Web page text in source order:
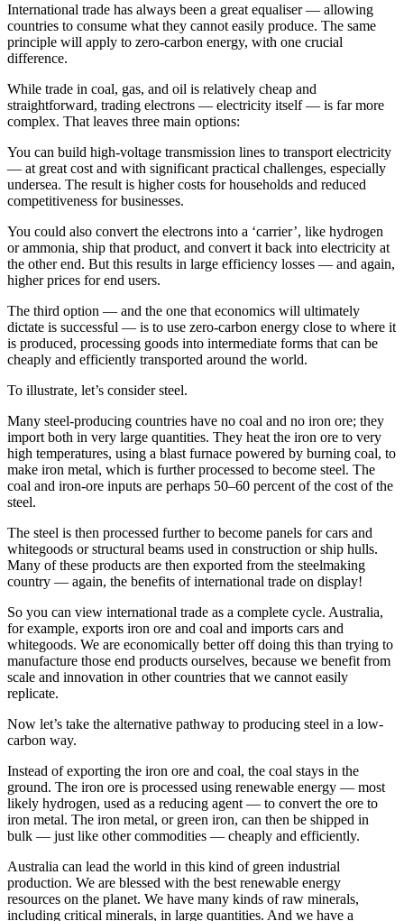
International trade has always been a great equaliser — allowing
countries to consume what they cannot easily produce. The same
principle will apply to zero-carbon energy, with one crucial
difference.​​​​‌ ‍ ​‍​‍‌‍ ‌ ​‍‌‍‍‌‌‍‌ ‌‍‍‌‌‍ ‍​‍​‍​ ‍‍​‍​‍‌ ​ ‌‍​‌‌‍ ‍‌‍‍‌‌ ‌​‌ ‍‌​‍ ‍‌‍‍‌‌‍ ​‍​‍​‍ ​​‍​‍‌‍‍​‌ ​‍‌‍‌‌‌‍‌‍​‍​‍​ ‍‍​‍​‍‌‍‍​‌ ‌​‌ ‌​‌ ​​​ ‍‍​‍ ​‍ ‌‍ ​‌‍ ‌‍​ ‌‍​‌‌‍ ​‌‍‍​‌‍ ‌ ​ ‌ ‌​​ ‍‍​ ​ ​ ​ ​ ​ ​ ​ ​‍ ‌‍‍‌‌‍ ‍‌ ‌​‌‍‌‌‌‍ ‍‌ ‌​​‍ ‌‍‌‌‌‍‌​‌‍‍‌‌ ‌​​‍ ‌‍ ‌‌‍ ‌‍‌​‌‍‌‌​ ‌‌ ​​‌ ​‍‌‍‌‌‌ ​ ‌‍‌‌‌‍ ‍‌ ‌​‌‍​‌‌ ‌​‌‍‍‌‌‍ ‌‍ ‍​ ‍ ‌‍‍‌‌‍‌​​ ‌‌‍‌‌​ ‌‌‌‍‌‍‌‍‌​‌‍​‍‌‍​‌​ ‌‌​ ‍‌​‍ ‌​ ​‍‌‍​‍​ ​​​ ​​​‍ ‌​ ‌​‌‍‌‍​ ‌‍‌‍‌​​‍ ‌‌‍​‌‌‍​‍‌‍​ ​ ​‍​‍ ‌​ ​‍‌‍‌​​ ​‌‌‍​‌​ ​‍​ ​‌​ ​​​ ‌ ​ ‌‍‌‍‌‍‌‍​‌​ ​‍​ ‍ ‌ ‌​‌ ‍‌‌ ​​‌‍‌‌​ ‌‌‍ ‍‌‍‌‌‌ ‌ ‌ ​ ​ ‍ ‌ ​​‌‍​‌‌ ‌​‌‍‍​​ ‌‌‍​ ‌‍ ‌‍ ‍‌ ‌​‌‍‌‌‌‍ ‍‌ ‌​​‍‌‌​ ‌‌‌​​‍‌‌ ‌‍‍ ‌‍‌‌‌ ‍‌​‍‌‌​ ​ ‌​‌​​‍‌‌​ ​ ‌​‌​​‍‌‌​ ​‍​ ​‍‌‍​ ‌‍‌‌‌‍​‍​ ‍​‌‍‌‍​ ​‍‌‍‌‍​ ‍​​ ‌​‌‍‌​‌‍​‌​ ‌‌​‍‌‌​ ​‍​ ​‍​‍‌‌​ ‌‌‌​‌​​‍ ‍‌‍​ ‌‍‍​‌‍‍‌‌‍ ​‌‍‌​‌ ​‍‌‍‌‌‌‍ ‍​‍‌‌​ ‌‌‌​​‍‌‌ ‌‍‍ ‌‍‌‌‌ ‍‌​‍‌‌​ ​ ‌​‌​​‍‌‌​ ​ ‌​‌​​‍‌‌​ ​‍​ ​‍​ ​​​ ‍‌​ ​‌​ ‍‌​ ​‍‌‍‌‍‌‍‌​‌‍‌‌​ ​ ‌‍‌‌​ ‌‍​ ‌‍​‍‌‌​ ​‍​ ​‍​‍‌‌​ ‌‌‌​‌​​‍ ‍‌ ‌​‌‍‌‌‌ ‍​‌ ‌​​ ‌‍​‍‌‍​‌‌ ​ ‌‍‌‌‌‌‌‌‌ ​‍‌‍ ​​ ‌‌‍‍​‌ ‌​‌ ‌​‌ ​​​‍‌‌​ ​ ‌​​‌​‍‌‌​ ​‍‌​‌‍​‍‌‌​ ​‍‌​‌‍‌‍ ​‌‍ ‌‍​ ‌‍​‌‌‍ ​‌‍‍​‌‍ ‌ ​ ‌ ‌​​‍‌‌​ ​ ‌​​‌​ ​ ​ ​ ​ ​ ​ ​ ​‍‌‍‌‍‍‌‌‍‌​​ ‌‌‍‌‌​ ‌‌‌‍‌‍‌‍‌​‌‍​‍‌‍​‌​ ‌‌​ ‍‌​‍ ‌​ ​‍‌‍​‍​ ​​​ ​​​‍ ‌​ ‌​‌‍‌‍​ ‌‍‌‍‌​​‍ ‌‌‍​‌‌‍​‍‌‍​ ​ ​‍​‍ ‌​ ​‍‌‍‌​​ ​‌‌‍​‌​ ​‍​ ​‌​ ​​​ ‌ ​ ‌‍‌‍‌‍‌‍​‌​ ​‍​‍‌‍‌ ‌​‌ ‍‌‌ ​​‌‍‌‌​ ‌‌‍ ‍‌‍‌‌‌ ‌ ‌ ​ ​‍‌‍‌ ​​‌‍​‌‌ ‌​‌‍‍​​ ‌‌‍​ ‌‍ ‌‍ ‍‌ ‌​‌‍‌‌‌‍ ‍‌ ‌​​‍‌‌​ ‌‌‌​​‍‌‌ ‌‍‍ ‌‍‌‌‌ ‍‌​‍‌‌​ ​ ‌​‌​​‍‌‌​ ​ ‌​‌​​‍‌‌​ ​‍​ ​‍‌‍​ ‌‍‌‌‌‍​‍​ ‍​‌‍‌‍​ ​‍‌‍‌‍​ ‍​​ ‌​‌‍‌​‌‍​‌​ ‌‌​‍‌‌​ ​‍​ ​‍​‍‌‌​ ‌‌‌​‌​​‍ ‍‌‍​ ‌‍‍​‌‍‍‌‌‍ ​‌‍‌​‌ ​‍‌‍‌‌‌‍ ‍​‍‌‌​ ‌‌‌​​‍‌‌ ‌‍‍ ‌‍‌‌‌ ‍‌​‍‌‌​ ​ ‌​‌​​‍‌‌​ ​ ‌​‌​​‍‌‌​ ​‍​ ​‍​ ​​​ ‍‌​ ​‌​ ‍‌​ ​‍‌‍‌‍‌‍‌​‌‍‌‌​ ​ ‌‍‌‌​ ‌‍​ ‌‍​‍‌‌​ ​‍​ ​‍​‍‌‌​ ‌‌‌​‌​​‍ ‍‌ ‌​‌‍‌‌‌ ‍​‌ ‌​​‍‌‍‌ ​​‌‍‌‌‌ ​‍‌ ​ ‌ ​​‌‍‌‌‌‍​ ‌ ‌​‌‍‍‌‌ ‌‍‌‍‌‌​ ‌‌ ​​‌ ‌‌‌‍​‍‌‍ ​‌‍‍‌‌ ​ ‌‍‍​‌‍‌‌‌‍‌​​‍​‍‌ ‌
While trade in coal, gas, and oil is relatively cheap and
straightforward, trading electrons — electricity itself — is far more
complex. That leaves three main options:​​​​‌ ‍ ​‍​‍‌‍ ‌ ​‍‌‍‍‌‌‍‌ ‌‍‍‌‌‍ ‍​‍​‍​ ‍‍​‍​‍‌ ​ ‌‍​‌‌‍ ‍‌‍‍‌‌ ‌​‌ ‍‌​‍ ‍‌‍‍‌‌‍ ​‍​‍​‍ ​​‍​‍‌‍‍​‌ ​‍‌‍‌‌‌‍‌‍​‍​‍​ ‍‍​‍​‍‌‍‍​‌ ‌​‌ ‌​‌ ​​​ ‍‍​‍ ​‍ ‌‍ ​‌‍ ‌‍​ ‌‍​‌‌‍ ​‌‍‍​‌‍ ‌ ​ ‌ ‌​​ ‍‍​ ​ ​ ​ ​ ​ ​ ​ ​‍ ‌‍‍‌‌‍ ‍‌ ‌​‌‍‌‌‌‍ ‍‌ ‌​​‍ ‌‍‌‌‌‍‌​‌‍‍‌‌ ‌​​‍ ‌‍ ‌‌‍ ‌‍‌​‌‍‌‌​ ‌‌ ​​‌ ​‍‌‍‌‌‌ ​ ‌‍‌‌‌‍ ‍‌ ‌​‌‍​‌‌ ‌​‌‍‍‌‌‍ ‌‍ ‍​ ‍ ‌‍‍‌‌‍‌​​ ‌‌‍‌‌​ ‌‌‌‍‌‍‌‍‌​‌‍​‍‌‍​‌​ ‌‌​ ‍‌​‍ ‌​ ​‍‌‍​‍​ ​​​ ​​​‍ ‌​ ‌​‌‍‌‍​ ‌‍‌‍‌​​‍ ‌‌‍​‌‌‍​‍‌‍​ ​ ​‍​‍ ‌​ ​‍‌‍‌​​ ​‌‌‍​‌​ ​‍​ ​‌​ ​​​ ‌ ​ ‌‍‌‍‌‍‌‍​‌​ ​‍​ ‍ ‌ ‌​‌ ‍‌‌ ​​‌‍‌‌​ ‌‌‍ ‍‌‍‌‌‌ ‌ ‌ ​ ​ ‍ ‌ ​​‌‍​‌‌ ‌​‌‍‍​​ ‌‌‍​ ‌‍ ‌‍ ‍‌ ‌​‌‍‌‌‌‍ ‍‌ ‌​​‍‌‌​ ‌‌‌​​‍‌‌ ‌‍‍ ‌‍‌‌‌ ‍‌​‍‌‌​ ​ ‌​‌​​‍‌‌​ ​ ‌​‌​​‍‌‌​ ​‍​ ​‍​ ​‌​ ‍‌‌‍‌​​ ​‍​ ‌ ​ ‍‌‌‍​‌‌‍​ ‌‍‌​‌‍​‌‌‍‌​​ ​​​‍‌‌​ ​‍​ ​‍​‍‌‌​ ‌‌‌​‌​​‍ ‍‌‍​ ‌‍‍​‌‍‍‌‌‍ ​‌‍‌​‌ ​‍‌‍‌‌‌‍ ‍​‍‌‌​ ‌‌‌​​‍‌‌ ‌‍‍ ‌‍‌‌‌ ‍‌​‍‌‌​ ​ ‌​‌​​‍‌‌​ ​ ‌​‌​​‍‌‌​ ​‍​ ​‍​ ‍​​ ‌‍‌‍‌‌‌‍​ ‌‍​‍​ ​​‌‍​‌‌‍​‍‌‍​ ‌‍​ ​ ‌‌‌‍‌‍​‍‌‌​ ​‍​ ​‍​‍‌‌​ ‌‌‌​‌​​‍ ‍‌ ‌​‌‍‌‌‌ ‍​‌ ‌​​ ‌‍​‍‌‍​‌‌ ​ ‌‍‌‌‌‌‌‌‌ ​‍‌‍ ​​ ‌‌‍‍​‌ ‌​‌ ‌​‌ ​​​‍‌‌​ ​ ‌​​‌​‍‌‌​ ​‍‌​‌‍​‍‌‌​ ​‍‌​‌‍‌‍ ​‌‍ ‌‍​ ‌‍​‌‌‍ ​‌‍‍​‌‍ ‌ ​ ‌ ‌​​‍‌‌​ ​ ‌​​‌​ ​ ​ ​ ​ ​ ​ ​ ​‍‌‍‌‍‍‌‌‍‌​​ ‌‌‍‌‌​ ‌‌‌‍‌‍‌‍‌​‌‍​‍‌‍​‌​ ‌‌​ ‍‌​‍ ‌​ ​‍‌‍​‍​ ​​​ ​​​‍ ‌​ ‌​‌‍‌‍​ ‌‍‌‍‌​​‍ ‌‌‍​‌‌‍​‍‌‍​ ​ ​‍​‍ ‌​ ​‍‌‍‌​​ ​‌‌‍​‌​ ​‍​ ​‌​ ​​​ ‌ ​ ‌‍‌‍‌‍‌‍​‌​ ​‍​‍‌‍‌ ‌​‌ ‍‌‌ ​​‌‍‌‌​ ‌‌‍ ‍‌‍‌‌‌ ‌ ‌ ​ ​‍‌‍‌ ​​‌‍​‌‌ ‌​‌‍‍​​ ‌‌‍​ ‌‍ ‌‍ ‍‌ ‌​‌‍‌‌‌‍ ‍‌ ‌​​‍‌‌​ ‌‌‌​​‍‌‌ ‌‍‍ ‌‍‌‌‌ ‍‌​‍‌‌​ ​ ‌​‌​​‍‌‌​ ​ ‌​‌​​‍‌‌​ ​‍​ ​‍​ ​‌​ ‍‌‌‍‌​​ ​‍​ ‌ ​ ‍‌‌‍​‌‌‍​ ‌‍‌​‌‍​‌‌‍‌​​ ​​​‍‌‌​ ​‍​ ​‍​‍‌‌​ ‌‌‌​‌​​‍ ‍‌‍​ ‌‍‍​‌‍‍‌‌‍ ​‌‍‌​‌ ​‍‌‍‌‌‌‍ ‍​‍‌‌​ ‌‌‌​​‍‌‌ ‌‍‍ ‌‍‌‌‌ ‍‌​‍‌‌​ ​ ‌​‌​​‍‌‌​ ​ ‌​‌​​‍‌‌​ ​‍​ ​‍​ ‍​​ ‌‍‌‍‌‌‌‍​ ‌‍​‍​ ​​‌‍​‌‌‍​‍‌‍​ ‌‍​ ​ ‌‌‌‍‌‍​‍‌‌​ ​‍​ ​‍​‍‌‌​ ‌‌‌​‌​​‍ ‍‌ ‌​‌‍‌‌‌ ‍​‌ ‌​​‍‌‍‌ ​​‌‍‌‌‌ ​‍‌ ​ ‌ ​​‌‍‌‌‌‍​ ‌ ‌​‌‍‍‌‌ ‌‍‌‍‌‌​ ‌‌ ​​‌ ‌‌‌‍​‍‌‍ ​‌‍‍‌‌ ​ ‌‍‍​‌‍‌‌‌‍‌​​‍​‍‌ ‌
You can build high-voltage transmission lines to transport electricity
— at great cost and with significant practical challenges, especially
undersea. The result is higher costs for households and reduced
competitiveness for businesses.​​​​‌ ‍ ​‍​‍‌‍ ‌ ​‍‌‍‍‌‌‍‌ ‌‍‍‌‌‍ ‍​‍​‍​ ‍‍​‍​‍‌ ​ ‌‍​‌‌‍ ‍‌‍‍‌‌ ‌​‌ ‍‌​‍ ‍‌‍‍‌‌‍ ​‍​‍​‍ ​​‍​‍‌‍‍​‌ ​‍‌‍‌‌‌‍‌‍​‍​‍​ ‍‍​‍​‍‌‍‍​‌ ‌​‌ ‌​‌ ​​​ ‍‍​‍ ​‍ ‌‍ ​‌‍ ‌‍​ ‌‍​‌‌‍ ​‌‍‍​‌‍ ‌ ​ ‌ ‌​​ ‍‍​ ​ ​ ​ ​ ​ ​ ​ ​‍ ‌‍‍‌‌‍ ‍‌ ‌​‌‍‌‌‌‍ ‍‌ ‌​​‍ ‌‍‌‌‌‍‌​‌‍‍‌‌ ‌​​‍ ‌‍ ‌‌‍ ‌‍‌​‌‍‌‌​ ‌‌ ​​‌ ​‍‌‍‌‌‌ ​ ‌‍‌‌‌‍ ‍‌ ‌​‌‍​‌‌ ‌​‌‍‍‌‌‍ ‌‍ ‍​ ‍ ‌‍‍‌‌‍‌​​ ‌‌‍‌‌​ ‌‌‌‍‌‍‌‍‌​‌‍​‍‌‍​‌​ ‌‌​ ‍‌​‍ ‌​ ​‍‌‍​‍​ ​​​ ​​​‍ ‌​ ‌​‌‍‌‍​ ‌‍‌‍‌​​‍ ‌‌‍​‌‌‍​‍‌‍​ ​ ​‍​‍ ‌​ ​‍‌‍‌​​ ​‌‌‍​‌​ ​‍​ ​‌​ ​​​ ‌ ​ ‌‍‌‍‌‍‌‍​‌​ ​‍​ ‍ ‌ ‌​‌ ‍‌‌ ​​‌‍‌‌​ ‌‌‍ ‍‌‍‌‌‌ ‌ ‌ ​ ​ ‍ ‌ ​​‌‍​‌‌ ‌​‌‍‍​​ ‌‌‍​ ‌‍ ‌‍ ‍‌ ‌​‌‍‌‌‌‍ ‍‌ ‌​​‍‌‌​ ‌‌‌​​‍‌‌ ‌‍‍ ‌‍‌‌‌ ‍‌​‍‌‌​ ​ ‌​‌​​‍‌‌​ ​ ‌​‌​​‍‌‌​ ​‍​ ​‍​ ​ ​ ‌​​ ​‍​ ‌ ​ ‍‌​ ​ ‌‍‌‍​ ‍‌‌‍​‌​ ‌‍‌‍‌‌‌‍​‌​‍‌‌​ ​‍​ ​‍​‍‌‌​ ‌‌‌​‌​​‍ ‍‌‍​ ‌‍‍​‌‍‍‌‌‍ ​‌‍‌​‌ ​‍‌‍‌‌‌‍ ‍​‍‌‌​ ‌‌‌​​‍‌‌ ‌‍‍ ‌‍‌‌‌ ‍‌​‍‌‌​ ​ ‌​‌​​‍‌‌​ ​ ‌​‌​​‍‌‌​ ​‍​ ​‍​ ​​‌‍‌‌​ ‌‍​ ‍​‌‍​ ​ ​‌​ ‌​​ ‌‍​ ​‌​ ​​​ ​​​ ‌ ​‍‌‌​ ​‍​ ​‍​‍‌‌​ ‌‌‌​‌​​‍ ‍‌ ‌​‌‍‌‌‌ ‍​‌ ‌​​ ‌‍​‍‌‍​‌‌ ​ ‌‍‌‌‌‌‌‌‌ ​‍‌‍ ​​ ‌‌‍‍​‌ ‌​‌ ‌​‌ ​​​‍‌‌​ ​ ‌​​‌​‍‌‌​ ​‍‌​‌‍​‍‌‌​ ​‍‌​‌‍‌‍ ​‌‍ ‌‍​ ‌‍​‌‌‍ ​‌‍‍​‌‍ ‌ ​ ‌ ‌​​‍‌‌​ ​ ‌​​‌​ ​ ​ ​ ​ ​ ​ ​ ​‍‌‍‌‍‍‌‌‍‌​​ ‌‌‍‌‌​ ‌‌‌‍‌‍‌‍‌​‌‍​‍‌‍​‌​ ‌‌​ ‍‌​‍ ‌​ ​‍‌‍​‍​ ​​​ ​​​‍ ‌​ ‌​‌‍‌‍​ ‌‍‌‍‌​​‍ ‌‌‍​‌‌‍​‍‌‍​ ​ ​‍​‍ ‌​ ​‍‌‍‌​​ ​‌‌‍​‌​ ​‍​ ​‌​ ​​​ ‌ ​ ‌‍‌‍‌‍‌‍​‌​ ​‍​‍‌‍‌ ‌​‌ ‍‌‌ ​​‌‍‌‌​ ‌‌‍ ‍‌‍‌‌‌ ‌ ‌ ​ ​‍‌‍‌ ​​‌‍​‌‌ ‌​‌‍‍​​ ‌‌‍​ ‌‍ ‌‍ ‍‌ ‌​‌‍‌‌‌‍ ‍‌ ‌​​‍‌‌​ ‌‌‌​​‍‌‌ ‌‍‍ ‌‍‌‌‌ ‍‌​‍‌‌​ ​ ‌​‌​​‍‌‌​ ​ ‌​‌​​‍‌‌​ ​‍​ ​‍​ ​ ​ ‌​​ ​‍​ ‌ ​ ‍‌​ ​ ‌‍‌‍​ ‍‌‌‍​‌​ ‌‍‌‍‌‌‌‍​‌​‍‌‌​ ​‍​ ​‍​‍‌‌​ ‌‌‌​‌​​‍ ‍‌‍​ ‌‍‍​‌‍‍‌‌‍ ​‌‍‌​‌ ​‍‌‍‌‌‌‍ ‍​‍‌‌​ ‌‌‌​​‍‌‌ ‌‍‍ ‌‍‌‌‌ ‍‌​‍‌‌​ ​ ‌​‌​​‍‌‌​ ​ ‌​‌​​‍‌‌​ ​‍​ ​‍​ ​​‌‍‌‌​ ‌‍​ ‍​‌‍​ ​ ​‌​ ‌​​ ‌‍​ ​‌​ ​​​ ​​​ ‌ ​‍‌‌​ ​‍​ ​‍​‍‌‌​ ‌‌‌​‌​​‍ ‍‌ ‌​‌‍‌‌‌ ‍​‌ ‌​​‍‌‍‌ ​​‌‍‌‌‌ ​‍‌ ​ ‌ ​​‌‍‌‌‌‍​ ‌ ‌​‌‍‍‌‌ ‌‍‌‍‌‌​ ‌‌ ​​‌ ‌‌‌‍​‍‌‍ ​‌‍‍‌‌ ​ ‌‍‍​‌‍‌‌‌‍‌​​‍​‍‌ ‌
You could also convert the electrons into a ‘carrier’, like hydrogen
or ammonia, ship that product, and convert it back into electricity at
the other end. But this results in large efficiency losses — and again,
higher prices for end users.​​​​‌ ‍ ​‍​‍‌‍ ‌ ​‍‌‍‍‌‌‍‌ ‌‍‍‌‌‍ ‍​‍​‍​ ‍‍​‍​‍‌ ​ ‌‍​‌‌‍ ‍‌‍‍‌‌ ‌​‌ ‍‌​‍ ‍‌‍‍‌‌‍ ​‍​‍​‍ ​​‍​‍‌‍‍​‌ ​‍‌‍‌‌‌‍‌‍​‍​‍​ ‍‍​‍​‍‌‍‍​‌ ‌​‌ ‌​‌ ​​​ ‍‍​‍ ​‍ ‌‍ ​‌‍ ‌‍​ ‌‍​‌‌‍ ​‌‍‍​‌‍ ‌ ​ ‌ ‌​​ ‍‍​ ​ ​ ​ ​ ​ ​ ​ ​‍ ‌‍‍‌‌‍ ‍‌ ‌​‌‍‌‌‌‍ ‍‌ ‌​​‍ ‌‍‌‌‌‍‌​‌‍‍‌‌ ‌​​‍ ‌‍ ‌‌‍ ‌‍‌​‌‍‌‌​ ‌‌ ​​‌ ​‍‌‍‌‌‌ ​ ‌‍‌‌‌‍ ‍‌ ‌​‌‍​‌‌ ‌​‌‍‍‌‌‍ ‌‍ ‍​ ‍ ‌‍‍‌‌‍‌​​ ‌‌‍‌‌​ ‌‌‌‍‌‍‌‍‌​‌‍​‍‌‍​‌​ ‌‌​ ‍‌​‍ ‌​ ​‍‌‍​‍​ ​​​ ​​​‍ ‌​ ‌​‌‍‌‍​ ‌‍‌‍‌​​‍ ‌‌‍​‌‌‍​‍‌‍​ ​ ​‍​‍ ‌​ ​‍‌‍‌​​ ​‌‌‍​‌​ ​‍​ ​‌​ ​​​ ‌ ​ ‌‍‌‍‌‍‌‍​‌​ ​‍​ ‍ ‌ ‌​‌ ‍‌‌ ​​‌‍‌‌​ ‌‌‍ ‍‌‍‌‌‌ ‌ ‌ ​ ​ ‍ ‌ ​​‌‍​‌‌ ‌​‌‍‍​​ ‌‌‍​ ‌‍ ‌‍ ‍‌ ‌​‌‍‌‌‌‍ ‍‌ ‌​​‍‌‌​ ‌‌‌​​‍‌‌ ‌‍‍ ‌‍‌‌‌ ‍‌​‍‌‌​ ​ ‌​‌​​‍‌‌​ ​ ‌​‌​​‍‌‌​ ​‍​ ​‍‌‍‌‌‌‍​ ‌‍‌‌​ ‌‌‌‍‌‍‌‍‌​‌‍‌​‌‍​‌​ ‍​​ ​‌​ ‌ ‌‍​‍​‍‌‌​ ​‍​ ​‍​‍‌‌​ ‌‌‌​‌​​‍ ‍‌‍​ ‌‍‍​‌‍‍‌‌‍ ​‌‍‌​‌ ​‍‌‍‌‌‌‍ ‍​‍‌‌​ ‌‌‌​​‍‌‌ ‌‍‍ ‌‍‌‌‌ ‍‌​‍‌‌​ ​ ‌​‌​​‍‌‌​ ​ ‌​‌​​‍‌‌​ ​‍​ ​‍‌‍​ ​ ​ ‌‍​‍​ ​‌‌‍‌​​ ​​‌‍​‍​ ‍‌​ ​‌‌‍‌​​ ‍‌​ ​​​‍‌‌​ ​‍​ ​‍​‍‌‌​ ‌‌‌​‌​​‍ ‍‌ ‌​‌‍‌‌‌ ‍​‌ ‌​​ ‌‍​‍‌‍​‌‌ ​ ‌‍‌‌‌‌‌‌‌ ​‍‌‍ ​​ ‌‌‍‍​‌ ‌​‌ ‌​‌ ​​​‍‌‌​ ​ ‌​​‌​‍‌‌​ ​‍‌​‌‍​‍‌‌​ ​‍‌​‌‍‌‍ ​‌‍ ‌‍​ ‌‍​‌‌‍ ​‌‍‍​‌‍ ‌ ​ ‌ ‌​​‍‌‌​ ​ ‌​​‌​ ​ ​ ​ ​ ​ ​ ​ ​‍‌‍‌‍‍‌‌‍‌​​ ‌‌‍‌‌​ ‌‌‌‍‌‍‌‍‌​‌‍​‍‌‍​‌​ ‌‌​ ‍‌​‍ ‌​ ​‍‌‍​‍​ ​​​ ​​​‍ ‌​ ‌​‌‍‌‍​ ‌‍‌‍‌​​‍ ‌‌‍​‌‌‍​‍‌‍​ ​ ​‍​‍ ‌​ ​‍‌‍‌​​ ​‌‌‍​‌​ ​‍​ ​‌​ ​​​ ‌ ​ ‌‍‌‍‌‍‌‍​‌​ ​‍​‍‌‍‌ ‌​‌ ‍‌‌ ​​‌‍‌‌​ ‌‌‍ ‍‌‍‌‌‌ ‌ ‌ ​ ​‍‌‍‌ ​​‌‍​‌‌ ‌​‌‍‍​​ ‌‌‍​ ‌‍ ‌‍ ‍‌ ‌​‌‍‌‌‌‍ ‍‌ ‌​​‍‌‌​ ‌‌‌​​‍‌‌ ‌‍‍ ‌‍‌‌‌ ‍‌​‍‌‌​ ​ ‌​‌​​‍‌‌​ ​ ‌​‌​​‍‌‌​ ​‍​ ​‍‌‍‌‌‌‍​ ‌‍‌‌​ ‌‌‌‍‌‍‌‍‌​‌‍‌​‌‍​‌​ ‍​​ ​‌​ ‌ ‌‍​‍​‍‌‌​ ​‍​ ​‍​‍‌‌​ ‌‌‌​‌​​‍ ‍‌‍​ ‌‍‍​‌‍‍‌‌‍ ​‌‍‌​‌ ​‍‌‍‌‌‌‍ ‍​‍‌‌​ ‌‌‌​​‍‌‌ ‌‍‍ ‌‍‌‌‌ ‍‌​‍‌‌​ ​ ‌​‌​​‍‌‌​ ​ ‌​‌​​‍‌‌​ ​‍​ ​‍‌‍​ ​ ​ ‌‍​‍​ ​‌‌‍‌​​ ​​‌‍​‍​ ‍‌​ ​‌‌‍‌​​ ‍‌​ ​​​‍‌‌​ ​‍​ ​‍​‍‌‌​ ‌‌‌​‌​​‍ ‍‌ ‌​‌‍‌‌‌ ‍​‌ ‌​​‍‌‍‌ ​​‌‍‌‌‌ ​‍‌ ​ ‌ ​​‌‍‌‌‌‍​ ‌ ‌​‌‍‍‌‌ ‌‍‌‍‌‌​ ‌‌ ​​‌ ‌‌‌‍​‍‌‍ ​‌‍‍‌‌ ​ ‌‍‍​‌‍‌‌‌‍‌​​‍​‍‌ ‌
The third option — and the one that economics will ultimately
dictate is successful — is to use zero-carbon energy close to where it
is produced, processing goods into intermediate forms that can be
cheaply and efficiently transported around the world.​​​​‌ ‍ ​‍​‍‌‍ ‌ ​‍‌‍‍‌‌‍‌ ‌‍‍‌‌‍ ‍​‍​‍​ ‍‍​‍​‍‌ ​ ‌‍​‌‌‍ ‍‌‍‍‌‌ ‌​‌ ‍‌​‍ ‍‌‍‍‌‌‍ ​‍​‍​‍ ​​‍​‍‌‍‍​‌ ​‍‌‍‌‌‌‍‌‍​‍​‍​ ‍‍​‍​‍‌‍‍​‌ ‌​‌ ‌​‌ ​​​ ‍‍​‍ ​‍ ‌‍ ​‌‍ ‌‍​ ‌‍​‌‌‍ ​‌‍‍​‌‍ ‌ ​ ‌ ‌​​ ‍‍​ ​ ​ ​ ​ ​ ​ ​ ​‍ ‌‍‍‌‌‍ ‍‌ ‌​‌‍‌‌‌‍ ‍‌ ‌​​‍ ‌‍‌‌‌‍‌​‌‍‍‌‌ ‌​​‍ ‌‍ ‌‌‍ ‌‍‌​‌‍‌‌​ ‌‌ ​​‌ ​‍‌‍‌‌‌ ​ ‌‍‌‌‌‍ ‍‌ ‌​‌‍​‌‌ ‌​‌‍‍‌‌‍ ‌‍ ‍​ ‍ ‌‍‍‌‌‍‌​​ ‌‌‍‌‌​ ‌‌‌‍‌‍‌‍‌​‌‍​‍‌‍​‌​ ‌‌​ ‍‌​‍ ‌​ ​‍‌‍​‍​ ​​​ ​​​‍ ‌​ ‌​‌‍‌‍​ ‌‍‌‍‌​​‍ ‌‌‍​‌‌‍​‍‌‍​ ​ ​‍​‍ ‌​ ​‍‌‍‌​​ ​‌‌‍​‌​ ​‍​ ​‌​ ​​​ ‌ ​ ‌‍‌‍‌‍‌‍​‌​ ​‍​ ‍ ‌ ‌​‌ ‍‌‌ ​​‌‍‌‌​ ‌‌‍ ‍‌‍‌‌‌ ‌ ‌ ​ ​ ‍ ‌ ​​‌‍​‌‌ ‌​‌‍‍​​ ‌‌‍​ ‌‍ ‌‍ ‍‌ ‌​‌‍‌‌‌‍ ‍‌ ‌​​‍‌‌​ ‌‌‌​​‍‌‌ ‌‍‍ ‌‍‌‌‌ ‍‌​‍‌‌​ ​ ‌​‌​​‍‌‌​ ​ ‌​‌​​‍‌‌​ ​‍​ ​‍​ ‌‍‌‍​‍‌‍‌​​ ‌‌​ ​‌​ ​​​ ​‍​ ‍‌​ ​‍​ ​‌‌‍‌‌‌‍‌‌​‍‌‌​ ​‍​ ​‍​‍‌‌​ ‌‌‌​‌​​‍ ‍‌‍​ ‌‍‍​‌‍‍‌‌‍ ​‌‍‌​‌ ​‍‌‍‌‌‌‍ ‍​‍‌‌​ ‌‌‌​​‍‌‌ ‌‍‍ ‌‍‌‌‌ ‍‌​‍‌‌​ ​ ‌​‌​​‍‌‌​ ​ ‌​‌​​‍‌‌​ ​‍​ ​‍‌‍​‌‌‍​‌‌‍‌‌‌‍​ ​ ‌​​ ‌‍‌‍‌‌​ ​​​ ‌‍‌‍‌‍​ ​‍‌‍​ ​‍‌‌​ ​‍​ ​‍​‍‌‌​ ‌‌‌​‌​​‍ ‍‌ ‌​‌‍‌‌‌ ‍​‌ ‌​​ ‌‍​‍‌‍​‌‌ ​ ‌‍‌‌‌‌‌‌‌ ​‍‌‍ ​​ ‌‌‍‍​‌ ‌​‌ ‌​‌ ​​​‍‌‌​ ​ ‌​​‌​‍‌‌​ ​‍‌​‌‍​‍‌‌​ ​‍‌​‌‍‌‍ ​‌‍ ‌‍​ ‌‍​‌‌‍ ​‌‍‍​‌‍ ‌ ​ ‌ ‌​​‍‌‌​ ​ ‌​​‌​ ​ ​ ​ ​ ​ ​ ​ ​‍‌‍‌‍‍‌‌‍‌​​ ‌‌‍‌‌​ ‌‌‌‍‌‍‌‍‌​‌‍​‍‌‍​‌​ ‌‌​ ‍‌​‍ ‌​ ​‍‌‍​‍​ ​​​ ​​​‍ ‌​ ‌​‌‍‌‍​ ‌‍‌‍‌​​‍ ‌‌‍​‌‌‍​‍‌‍​ ​ ​‍​‍ ‌​ ​‍‌‍‌​​ ​‌‌‍​‌​ ​‍​ ​‌​ ​​​ ‌ ​ ‌‍‌‍‌‍‌‍​‌​ ​‍​‍‌‍‌ ‌​‌ ‍‌‌ ​​‌‍‌‌​ ‌‌‍ ‍‌‍‌‌‌ ‌ ‌ ​ ​‍‌‍‌ ​​‌‍​‌‌ ‌​‌‍‍​​ ‌‌‍​ ‌‍ ‌‍ ‍‌ ‌​‌‍‌‌‌‍ ‍‌ ‌​​‍‌‌​ ‌‌‌​​‍‌‌ ‌‍‍ ‌‍‌‌‌ ‍‌​‍‌‌​ ​ ‌​‌​​‍‌‌​ ​ ‌​‌​​‍‌‌​ ​‍​ ​‍​ ‌‍‌‍​‍‌‍‌​​ ‌‌​ ​‌​ ​​​ ​‍​ ‍‌​ ​‍​ ​‌‌‍‌‌‌‍‌‌​‍‌‌​ ​‍​ ​‍​‍‌‌​ ‌‌‌​‌​​‍ ‍‌‍​ ‌‍‍​‌‍‍‌‌‍ ​‌‍‌​‌ ​‍‌‍‌‌‌‍ ‍​‍‌‌​ ‌‌‌​​‍‌‌ ‌‍‍ ‌‍‌‌‌ ‍‌​‍‌‌​ ​ ‌​‌​​‍‌‌​ ​ ‌​‌​​‍‌‌​ ​‍​ ​‍‌‍​‌‌‍​‌‌‍‌‌‌‍​ ​ ‌​​ ‌‍‌‍‌‌​ ​​​ ‌‍‌‍‌‍​ ​‍‌‍​ ​‍‌‌​ ​‍​ ​‍​‍‌‌​ ‌‌‌​‌​​‍ ‍‌ ‌​‌‍‌‌‌ ‍​‌ ‌​​‍‌‍‌ ​​‌‍‌‌‌ ​‍‌ ​ ‌ ​​‌‍‌‌‌‍​ ‌ ‌​‌‍‍‌‌ ‌‍‌‍‌‌​ ‌‌ ​​‌ ‌‌‌‍​‍‌‍ ​‌‍‍‌‌ ​ ‌‍‍​‌‍‌‌‌‍‌​​‍​‍‌ ‌
To illustrate, let’s consider steel.​​​​‌ ‍ ​‍​‍‌‍ ‌ ​‍‌‍‍‌‌‍‌ ‌‍‍‌‌‍ ‍​‍​‍​ ‍‍​‍​‍‌ ​ ‌‍​‌‌‍ ‍‌‍‍‌‌ ‌​‌ ‍‌​‍ ‍‌‍‍‌‌‍ ​‍​‍​‍ ​​‍​‍‌‍‍​‌ ​‍‌‍‌‌‌‍‌‍​‍​‍​ ‍‍​‍​‍‌‍‍​‌ ‌​‌ ‌​‌ ​​​ ‍‍​‍ ​‍ ‌‍ ​‌‍ ‌‍​ ‌‍​‌‌‍ ​‌‍‍​‌‍ ‌ ​ ‌ ‌​​ ‍‍​ ​ ​ ​ ​ ​ ​ ​ ​‍ ‌‍‍‌‌‍ ‍‌ ‌​‌‍‌‌‌‍ ‍‌ ‌​​‍ ‌‍‌‌‌‍‌​‌‍‍‌‌ ‌​​‍ ‌‍ ‌‌‍ ‌‍‌​‌‍‌‌​ ‌‌ ​​‌ ​‍‌‍‌‌‌ ​ ‌‍‌‌‌‍ ‍‌ ‌​‌‍​‌‌ ‌​‌‍‍‌‌‍ ‌‍ ‍​ ‍ ‌‍‍‌‌‍‌​​ ‌‌‍‌‌​ ‌‌‌‍‌‍‌‍‌​‌‍​‍‌‍​‌​ ‌‌​ ‍‌​‍ ‌​ ​‍‌‍​‍​ ​​​ ​​​‍ ‌​ ‌​‌‍‌‍​ ‌‍‌‍‌​​‍ ‌‌‍​‌‌‍​‍‌‍​ ​ ​‍​‍ ‌​ ​‍‌‍‌​​ ​‌‌‍​‌​ ​‍​ ​‌​ ​​​ ‌ ​ ‌‍‌‍‌‍‌‍​‌​ ​‍​ ‍ ‌ ‌​‌ ‍‌‌ ​​‌‍‌‌​ ‌‌‍ ‍‌‍‌‌‌ ‌ ‌ ​ ​ ‍ ‌ ​​‌‍​‌‌ ‌​‌‍‍​​ ‌‌‍​ ‌‍ ‌‍ ‍‌ ‌​‌‍‌‌‌‍ ‍‌ ‌​​‍‌‌​ ‌‌‌​​‍‌‌ ‌‍‍ ‌‍‌‌‌ ‍‌​‍‌‌​ ​ ‌​‌​​‍‌‌​ ​ ‌​‌​​‍‌‌​ ​‍​ ​‍‌‍​ ​ ‍‌​ ​​‌‍​‌​ ‍​​ ​​​ ​​‌‍‌‍‌‍​‍‌‍‌​‌‍‌‌‌‍‌​​‍‌‌​ ​‍​ ​‍​‍‌‌​ ‌‌‌​‌​​‍ ‍‌‍​ ‌‍‍​‌‍‍‌‌‍ ​‌‍‌​‌ ​‍‌‍‌‌‌‍ ‍​‍‌‌​ ‌‌‌​​‍‌‌ ‌‍‍ ‌‍‌‌‌ ‍‌​‍‌‌​ ​ ‌​‌​​‍‌‌​ ​ ‌​‌​​‍‌‌​ ​‍​ ​‍​ ​‍​ ​ ​ ‌ ‌‍​‍​ ‌‌‌‍​‍​ ‍​‌‍‌‌​ ​​​ ​ ​ ‍​​ ​​​‍‌‌​ ​‍​ ​‍​‍‌‌​ ‌‌‌​‌​​‍ ‍‌ ‌​‌‍‌‌‌ ‍​‌ ‌​​ ‌‍​‍‌‍​‌‌ ​ ‌‍‌‌‌‌‌‌‌ ​‍‌‍ ​​ ‌‌‍‍​‌ ‌​‌ ‌​‌ ​​​‍‌‌​ ​ ‌​​‌​‍‌‌​ ​‍‌​‌‍​‍‌‌​ ​‍‌​‌‍‌‍ ​‌‍ ‌‍​ ‌‍​‌‌‍ ​‌‍‍​‌‍ ‌ ​ ‌ ‌​​‍‌‌​ ​ ‌​​‌​ ​ ​ ​ ​ ​ ​ ​ ​‍‌‍‌‍‍‌‌‍‌​​ ‌‌‍‌‌​ ‌‌‌‍‌‍‌‍‌​‌‍​‍‌‍​‌​ ‌‌​ ‍‌​‍ ‌​ ​‍‌‍​‍​ ​​​ ​​​‍ ‌​ ‌​‌‍‌‍​ ‌‍‌‍‌​​‍ ‌‌‍​‌‌‍​‍‌‍​ ​ ​‍​‍ ‌​ ​‍‌‍‌​​ ​‌‌‍​‌​ ​‍​ ​‌​ ​​​ ‌ ​ ‌‍‌‍‌‍‌‍​‌​ ​‍​‍‌‍‌ ‌​‌ ‍‌‌ ​​‌‍‌‌​ ‌‌‍ ‍‌‍‌‌‌ ‌ ‌ ​ ​‍‌‍‌ ​​‌‍​‌‌ ‌​‌‍‍​​ ‌‌‍​ ‌‍ ‌‍ ‍‌ ‌​‌‍‌‌‌‍ ‍‌ ‌​​‍‌‌​ ‌‌‌​​‍‌‌ ‌‍‍ ‌‍‌‌‌ ‍‌​‍‌‌​ ​ ‌​‌​​‍‌‌​ ​ ‌​‌​​‍‌‌​ ​‍​ ​‍‌‍​ ​ ‍‌​ ​​‌‍​‌​ ‍​​ ​​​ ​​‌‍‌‍‌‍​‍‌‍‌​‌‍‌‌‌‍‌​​‍‌‌​ ​‍​ ​‍​‍‌‌​ ‌‌‌​‌​​‍ ‍‌‍​ ‌‍‍​‌‍‍‌‌‍ ​‌‍‌​‌ ​‍‌‍‌‌‌‍ ‍​‍‌‌​ ‌‌‌​​‍‌‌ ‌‍‍ ‌‍‌‌‌ ‍‌​‍‌‌​ ​ ‌​‌​​‍‌‌​ ​ ‌​‌​​‍‌‌​ ​‍​ ​‍​ ​‍​ ​ ​ ‌ ‌‍​‍​ ‌‌‌‍​‍​ ‍​‌‍‌‌​ ​​​ ​ ​ ‍​​ ​​​‍‌‌​ ​‍​ ​‍​‍‌‌​ ‌‌‌​‌​​‍ ‍‌ ‌​‌‍‌‌‌ ‍​‌ ‌​​‍‌‍‌ ​​‌‍‌‌‌ ​‍‌ ​ ‌ ​​‌‍‌‌‌‍​ ‌ ‌​‌‍‍‌‌ ‌‍‌‍‌‌​ ‌‌ ​​‌ ‌‌‌‍​‍‌‍ ​‌‍‍‌‌ ​ ‌‍‍​‌‍‌‌‌‍‌​​‍​‍‌ ‌
Many steel-producing countries have no coal and no iron ore; they
import both in very large quantities. They heat the iron ore to very
high temperatures, using a blast furnace powered by burning coal, to
make iron metal, which is further processed to become steel. The
coal and iron-ore inputs are perhaps 50–60 percent of the cost of the
steel.​​​​‌ ‍ ​‍​‍‌‍ ‌ ​‍‌‍‍‌‌‍‌ ‌‍‍‌‌‍ ‍​‍​‍​ ‍‍​‍​‍‌ ​ ‌‍​‌‌‍ ‍‌‍‍‌‌ ‌​‌ ‍‌​‍ ‍‌‍‍‌‌‍ ​‍​‍​‍ ​​‍​‍‌‍‍​‌ ​‍‌‍‌‌‌‍‌‍​‍​‍​ ‍‍​‍​‍‌‍‍​‌ ‌​‌ ‌​‌ ​​​ ‍‍​‍ ​‍ ‌‍ ​‌‍ ‌‍​ ‌‍​‌‌‍ ​‌‍‍​‌‍ ‌ ​ ‌ ‌​​ ‍‍​ ​ ​ ​ ​ ​ ​ ​ ​‍ ‌‍‍‌‌‍ ‍‌ ‌​‌‍‌‌‌‍ ‍‌ ‌​​‍ ‌‍‌‌‌‍‌​‌‍‍‌‌ ‌​​‍ ‌‍ ‌‌‍ ‌‍‌​‌‍‌‌​ ‌‌ ​​‌ ​‍‌‍‌‌‌ ​ ‌‍‌‌‌‍ ‍‌ ‌​‌‍​‌‌ ‌​‌‍‍‌‌‍ ‌‍ ‍​ ‍ ‌‍‍‌‌‍‌​​ ‌‌‍‌‌​ ‌‌‌‍‌‍‌‍‌​‌‍​‍‌‍​‌​ ‌‌​ ‍‌​‍ ‌​ ​‍‌‍​‍​ ​​​ ​​​‍ ‌​ ‌​‌‍‌‍​ ‌‍‌‍‌​​‍ ‌‌‍​‌‌‍​‍‌‍​ ​ ​‍​‍ ‌​ ​‍‌‍‌​​ ​‌‌‍​‌​ ​‍​ ​‌​ ​​​ ‌ ​ ‌‍‌‍‌‍‌‍​‌​ ​‍​ ‍ ‌ ‌​‌ ‍‌‌ ​​‌‍‌‌​ ‌‌‍ ‍‌‍‌‌‌ ‌ ‌ ​ ​ ‍ ‌ ​​‌‍​‌‌ ‌​‌‍‍​​ ‌‌‍​ ‌‍ ‌‍ ‍‌ ‌​‌‍‌‌‌‍ ‍‌ ‌​​‍‌‌​ ‌‌‌​​‍‌‌ ‌‍‍ ‌‍‌‌‌ ‍‌​‍‌‌​ ​ ‌​‌​​‍‌‌​ ​ ‌​‌​​‍‌‌​ ​‍​ ​‍‌‍​ ‌‍​‍​ ​‍‌‍‌​​ ‍‌‌‍‌‍‌‍​‌​ ‌ ‌‍‌‌‌‍‌‍‌‍​‌‌‍‌‍​‍‌‌​ ​‍​ ​‍​‍‌‌​ ‌‌‌​‌​​‍ ‍‌‍​ ‌‍‍​‌‍‍‌‌‍ ​‌‍‌​‌ ​‍‌‍‌‌‌‍ ‍​‍‌‌​ ‌‌‌​​‍‌‌ ‌‍‍ ‌‍‌‌‌ ‍‌​‍‌‌​ ​ ‌​‌​​‍‌‌​ ​ ‌​‌​​‍‌‌​ ​‍​ ​‍​ ​‌​ ​ ​ ​ ​ ​ ‌‍‌‍​ ‌ ​ ​‍‌‍​‍​ ‍​​ ‌‌‌‍‌‌​ ‌‌​‍‌‌​ ​‍​ ​‍​‍‌‌​ ‌‌‌​‌​​‍ ‍‌ ‌​‌‍‌‌‌ ‍​‌ ‌​​ ‌‍​‍‌‍​‌‌ ​ ‌‍‌‌‌‌‌‌‌ ​‍‌‍ ​​ ‌‌‍‍​‌ ‌​‌ ‌​‌ ​​​‍‌‌​ ​ ‌​​‌​‍‌‌​ ​‍‌​‌‍​‍‌‌​ ​‍‌​‌‍‌‍ ​‌‍ ‌‍​ ‌‍​‌‌‍ ​‌‍‍​‌‍ ‌ ​ ‌ ‌​​‍‌‌​ ​ ‌​​‌​ ​ ​ ​ ​ ​ ​ ​ ​‍‌‍‌‍‍‌‌‍‌​​ ‌‌‍‌‌​ ‌‌‌‍‌‍‌‍‌​‌‍​‍‌‍​‌​ ‌‌​ ‍‌​‍ ‌​ ​‍‌‍​‍​ ​​​ ​​​‍ ‌​ ‌​‌‍‌‍​ ‌‍‌‍‌​​‍ ‌‌‍​‌‌‍​‍‌‍​ ​ ​‍​‍ ‌​ ​‍‌‍‌​​ ​‌‌‍​‌​ ​‍​ ​‌​ ​​​ ‌ ​ ‌‍‌‍‌‍‌‍​‌​ ​‍​‍‌‍‌ ‌​‌ ‍‌‌ ​​‌‍‌‌​ ‌‌‍ ‍‌‍‌‌‌ ‌ ‌ ​ ​‍‌‍‌ ​​‌‍​‌‌ ‌​‌‍‍​​ ‌‌‍​ ‌‍ ‌‍ ‍‌ ‌​‌‍‌‌‌‍ ‍‌ ‌​​‍‌‌​ ‌‌‌​​‍‌‌ ‌‍‍ ‌‍‌‌‌ ‍‌​‍‌‌​ ​ ‌​‌​​‍‌‌​ ​ ‌​‌​​‍‌‌​ ​‍​ ​‍‌‍​ ‌‍​‍​ ​‍‌‍‌​​ ‍‌‌‍‌‍‌‍​‌​ ‌ ‌‍‌‌‌‍‌‍‌‍​‌‌‍‌‍​‍‌‌​ ​‍​ ​‍​‍‌‌​ ‌‌‌​‌​​‍ ‍‌‍​ ‌‍‍​‌‍‍‌‌‍ ​‌‍‌​‌ ​‍‌‍‌‌‌‍ ‍​‍‌‌​ ‌‌‌​​‍‌‌ ‌‍‍ ‌‍‌‌‌ ‍‌​‍‌‌​ ​ ‌​‌​​‍‌‌​ ​ ‌​‌​​‍‌‌​ ​‍​ ​‍​ ​‌​ ​ ​ ​ ​ ​ ‌‍‌‍​ ‌ ​ ​‍‌‍​‍​ ‍​​ ‌‌‌‍‌‌​ ‌‌​‍‌‌​ ​‍​ ​‍​‍‌‌​ ‌‌‌​‌​​‍ ‍‌ ‌​‌‍‌‌‌ ‍​‌ ‌​​‍‌‍‌ ​​‌‍‌‌‌ ​‍‌ ​ ‌ ​​‌‍‌‌‌‍​ ‌ ‌​‌‍‍‌‌ ‌‍‌‍‌‌​ ‌‌ ​​‌ ‌‌‌‍​‍‌‍ ​‌‍‍‌‌ ​ ‌‍‍​‌‍‌‌‌‍‌​​‍​‍‌ ‌
The steel is then processed further to become panels for cars and
whitegoods or structural beams used in construction or ship hulls.
Many of these products are then exported from the steelmaking
country — again, the benefits of international trade on display!​​​​‌ ‍ ​‍​‍‌‍ ‌ ​‍‌‍‍‌‌‍‌ ‌‍‍‌‌‍ ‍​‍​‍​ ‍‍​‍​‍‌ ​ ‌‍​‌‌‍ ‍‌‍‍‌‌ ‌​‌ ‍‌​‍ ‍‌‍‍‌‌‍ ​‍​‍​‍ ​​‍​‍‌‍‍​‌ ​‍‌‍‌‌‌‍‌‍​‍​‍​ ‍‍​‍​‍‌‍‍​‌ ‌​‌ ‌​‌ ​​​ ‍‍​‍ ​‍ ‌‍ ​‌‍ ‌‍​ ‌‍​‌‌‍ ​‌‍‍​‌‍ ‌ ​ ‌ ‌​​ ‍‍​ ​ ​ ​ ​ ​ ​ ​ ​‍ ‌‍‍‌‌‍ ‍‌ ‌​‌‍‌‌‌‍ ‍‌ ‌​​‍ ‌‍‌‌‌‍‌​‌‍‍‌‌ ‌​​‍ ‌‍ ‌‌‍ ‌‍‌​‌‍‌‌​ ‌‌ ​​‌ ​‍‌‍‌‌‌ ​ ‌‍‌‌‌‍ ‍‌ ‌​‌‍​‌‌ ‌​‌‍‍‌‌‍ ‌‍ ‍​ ‍ ‌‍‍‌‌‍‌​​ ‌‌‍‌‌​ ‌‌‌‍‌‍‌‍‌​‌‍​‍‌‍​‌​ ‌‌​ ‍‌​‍ ‌​ ​‍‌‍​‍​ ​​​ ​​​‍ ‌​ ‌​‌‍‌‍​ ‌‍‌‍‌​​‍ ‌‌‍​‌‌‍​‍‌‍​ ​ ​‍​‍ ‌​ ​‍‌‍‌​​ ​‌‌‍​‌​ ​‍​ ​‌​ ​​​ ‌ ​ ‌‍‌‍‌‍‌‍​‌​ ​‍​ ‍ ‌ ‌​‌ ‍‌‌ ​​‌‍‌‌​ ‌‌‍ ‍‌‍‌‌‌ ‌ ‌ ​ ​ ‍ ‌ ​​‌‍​‌‌ ‌​‌‍‍​​ ‌‌‍​ ‌‍ ‌‍ ‍‌ ‌​‌‍‌‌‌‍ ‍‌ ‌​​‍‌‌​ ‌‌‌​​‍‌‌ ‌‍‍ ‌‍‌‌‌ ‍‌​‍‌‌​ ​ ‌​‌​​‍‌‌​ ​ ‌​‌​​‍‌‌​ ​‍​ ​‍​ ‍​​ ​ ​ ​ ​ ‌‌‌‍​ ‌‍‌​‌‍‌‍‌‍‌‌​ ‍‌‌‍​‌​ ‍‌​ ‍​​‍‌‌​ ​‍​ ​‍​‍‌‌​ ‌‌‌​‌​​‍ ‍‌‍​ ‌‍‍​‌‍‍‌‌‍ ​‌‍‌​‌ ​‍‌‍‌‌‌‍ ‍​‍‌‌​ ‌‌‌​​‍‌‌ ‌‍‍ ‌‍‌‌‌ ‍‌​‍‌‌​ ​ ‌​‌​​‍‌‌​ ​ ‌​‌​​‍‌‌​ ​‍​ ​‍​ ​ ​ ‌‌​ ‌‍‌‍​‌‌‍​‍​ ​‌‌‍​ ‌‍​‌‌‍​‍​ ​‍​ ​ ‌‍​ ​‍‌‌​ ​‍​ ​‍​‍‌‌​ ‌‌‌​‌​​‍ ‍‌ ‌​‌‍‌‌‌ ‍​‌ ‌​​ ‌‍​‍‌‍​‌‌ ​ ‌‍‌‌‌‌‌‌‌ ​‍‌‍ ​​ ‌‌‍‍​‌ ‌​‌ ‌​‌ ​​​‍‌‌​ ​ ‌​​‌​‍‌‌​ ​‍‌​‌‍​‍‌‌​ ​‍‌​‌‍‌‍ ​‌‍ ‌‍​ ‌‍​‌‌‍ ​‌‍‍​‌‍ ‌ ​ ‌ ‌​​‍‌‌​ ​ ‌​​‌​ ​ ​ ​ ​ ​ ​ ​ ​‍‌‍‌‍‍‌‌‍‌​​ ‌‌‍‌‌​ ‌‌‌‍‌‍‌‍‌​‌‍​‍‌‍​‌​ ‌‌​ ‍‌​‍ ‌​ ​‍‌‍​‍​ ​​​ ​​​‍ ‌​ ‌​‌‍‌‍​ ‌‍‌‍‌​​‍ ‌‌‍​‌‌‍​‍‌‍​ ​ ​‍​‍ ‌​ ​‍‌‍‌​​ ​‌‌‍​‌​ ​‍​ ​‌​ ​​​ ‌ ​ ‌‍‌‍‌‍‌‍​‌​ ​‍​‍‌‍‌ ‌​‌ ‍‌‌ ​​‌‍‌‌​ ‌‌‍ ‍‌‍‌‌‌ ‌ ‌ ​ ​‍‌‍‌ ​​‌‍​‌‌ ‌​‌‍‍​​ ‌‌‍​ ‌‍ ‌‍ ‍‌ ‌​‌‍‌‌‌‍ ‍‌ ‌​​‍‌‌​ ‌‌‌​​‍‌‌ ‌‍‍ ‌‍‌‌‌ ‍‌​‍‌‌​ ​ ‌​‌​​‍‌‌​ ​ ‌​‌​​‍‌‌​ ​‍​ ​‍​ ‍​​ ​ ​ ​ ​ ‌‌‌‍​ ‌‍‌​‌‍‌‍‌‍‌‌​ ‍‌‌‍​‌​ ‍‌​ ‍​​‍‌‌​ ​‍​ ​‍​‍‌‌​ ‌‌‌​‌​​‍ ‍‌‍​ ‌‍‍​‌‍‍‌‌‍ ​‌‍‌​‌ ​‍‌‍‌‌‌‍ ‍​‍‌‌​ ‌‌‌​​‍‌‌ ‌‍‍ ‌‍‌‌‌ ‍‌​‍‌‌​ ​ ‌​‌​​‍‌‌​ ​ ‌​‌​​‍‌‌​ ​‍​ ​‍​ ​ ​ ‌‌​ ‌‍‌‍​‌‌‍​‍​ ​‌‌‍​ ‌‍​‌‌‍​‍​ ​‍​ ​ ‌‍​ ​‍‌‌​ ​‍​ ​‍​‍‌‌​ ‌‌‌​‌​​‍ ‍‌ ‌​‌‍‌‌‌ ‍​‌ ‌​​‍‌‍‌ ​​‌‍‌‌‌ ​‍‌ ​ ‌ ​​‌‍‌‌‌‍​ ‌ ‌​‌‍‍‌‌ ‌‍‌‍‌‌​ ‌‌ ​​‌ ‌‌‌‍​‍‌‍ ​‌‍‍‌‌ ​ ‌‍‍​‌‍‌‌‌‍‌​​‍​‍‌ ‌
So you can view international trade as a complete cycle. Australia,
for example, exports iron ore and coal and imports cars and
whitegoods. We are economically better off doing this than trying to
manufacture those end products ourselves, because we benefit from
scale and innovation in other countries that we cannot easily
replicate.​​​​‌ ‍ ​‍​‍‌‍ ‌ ​‍‌‍‍‌‌‍‌ ‌‍‍‌‌‍ ‍​‍​‍​ ‍‍​‍​‍‌ ​ ‌‍​‌‌‍ ‍‌‍‍‌‌ ‌​‌ ‍‌​‍ ‍‌‍‍‌‌‍ ​‍​‍​‍ ​​‍​‍‌‍‍​‌ ​‍‌‍‌‌‌‍‌‍​‍​‍​ ‍‍​‍​‍‌‍‍​‌ ‌​‌ ‌​‌ ​​​ ‍‍​‍ ​‍ ‌‍ ​‌‍ ‌‍​ ‌‍​‌‌‍ ​‌‍‍​‌‍ ‌ ​ ‌ ‌​​ ‍‍​ ​ ​ ​ ​ ​ ​ ​ ​‍ ‌‍‍‌‌‍ ‍‌ ‌​‌‍‌‌‌‍ ‍‌ ‌​​‍ ‌‍‌‌‌‍‌​‌‍‍‌‌ ‌​​‍ ‌‍ ‌‌‍ ‌‍‌​‌‍‌‌​ ‌‌ ​​‌ ​‍‌‍‌‌‌ ​ ‌‍‌‌‌‍ ‍‌ ‌​‌‍​‌‌ ‌​‌‍‍‌‌‍ ‌‍ ‍​ ‍ ‌‍‍‌‌‍‌​​ ‌‌‍‌‌​ ‌‌‌‍‌‍‌‍‌​‌‍​‍‌‍​‌​ ‌‌​ ‍‌​‍ ‌​ ​‍‌‍​‍​ ​​​ ​​​‍ ‌​ ‌​‌‍‌‍​ ‌‍‌‍‌​​‍ ‌‌‍​‌‌‍​‍‌‍​ ​ ​‍​‍ ‌​ ​‍‌‍‌​​ ​‌‌‍​‌​ ​‍​ ​‌​ ​​​ ‌ ​ ‌‍‌‍‌‍‌‍​‌​ ​‍​ ‍ ‌ ‌​‌ ‍‌‌ ​​‌‍‌‌​ ‌‌‍ ‍‌‍‌‌‌ ‌ ‌ ​ ​ ‍ ‌ ​​‌‍​‌‌ ‌​‌‍‍​​ ‌‌‍​ ‌‍ ‌‍ ‍‌ ‌​‌‍‌‌‌‍ ‍‌ ‌​​‍‌‌​ ‌‌‌​​‍‌‌ ‌‍‍ ‌‍‌‌‌ ‍‌​‍‌‌​ ​ ‌​‌​​‍‌‌​ ​ ‌​‌​​‍‌‌​ ​‍​ ​‍​ ​ ​ ​‍​ ​​​ ​ ​ ​‌​ ‍‌​ ‌ ​ ​​‌‍‌​​ ​​​ ​​‌‍​‌​‍‌‌​ ​‍​ ​‍​‍‌‌​ ‌‌‌​‌​​‍ ‍‌‍​ ‌‍‍​‌‍‍‌‌‍ ​‌‍‌​‌ ​‍‌‍‌‌‌‍ ‍​‍‌‌​ ‌‌‌​​‍‌‌ ‌‍‍ ‌‍‌‌‌ ‍‌​‍‌‌​ ​ ‌​‌​​‍‌‌​ ​ ‌​‌​​‍‌‌​ ​‍​ ​‍​ ‌ ​ ‌​‌‍‌‍‌‍‌​​ ‌​​ ​‌‌‍‌​‌‍​‍​ ‌​​ ​ ​ ​ ​ ‌‌​‍‌‌​ ​‍​ ​‍​‍‌‌​ ‌‌‌​‌​​‍ ‍‌ ‌​‌‍‌‌‌ ‍​‌ ‌​​ ‌‍​‍‌‍​‌‌ ​ ‌‍‌‌‌‌‌‌‌ ​‍‌‍ ​​ ‌‌‍‍​‌ ‌​‌ ‌​‌ ​​​‍‌‌​ ​ ‌​​‌​‍‌‌​ ​‍‌​‌‍​‍‌‌​ ​‍‌​‌‍‌‍ ​‌‍ ‌‍​ ‌‍​‌‌‍ ​‌‍‍​‌‍ ‌ ​ ‌ ‌​​‍‌‌​ ​ ‌​​‌​ ​ ​ ​ ​ ​ ​ ​ ​‍‌‍‌‍‍‌‌‍‌​​ ‌‌‍‌‌​ ‌‌‌‍‌‍‌‍‌​‌‍​‍‌‍​‌​ ‌‌​ ‍‌​‍ ‌​ ​‍‌‍​‍​ ​​​ ​​​‍ ‌​ ‌​‌‍‌‍​ ‌‍‌‍‌​​‍ ‌‌‍​‌‌‍​‍‌‍​ ​ ​‍​‍ ‌​ ​‍‌‍‌​​ ​‌‌‍​‌​ ​‍​ ​‌​ ​​​ ‌ ​ ‌‍‌‍‌‍‌‍​‌​ ​‍​‍‌‍‌ ‌​‌ ‍‌‌ ​​‌‍‌‌​ ‌‌‍ ‍‌‍‌‌‌ ‌ ‌ ​ ​‍‌‍‌ ​​‌‍​‌‌ ‌​‌‍‍​​ ‌‌‍​ ‌‍ ‌‍ ‍‌ ‌​‌‍‌‌‌‍ ‍‌ ‌​​‍‌‌​ ‌‌‌​​‍‌‌ ‌‍‍ ‌‍‌‌‌ ‍‌​‍‌‌​ ​ ‌​‌​​‍‌‌​ ​ ‌​‌​​‍‌‌​ ​‍​ ​‍​ ​ ​ ​‍​ ​​​ ​ ​ ​‌​ ‍‌​ ‌ ​ ​​‌‍‌​​ ​​​ ​​‌‍​‌​‍‌‌​ ​‍​ ​‍​‍‌‌​ ‌‌‌​‌​​‍ ‍‌‍​ ‌‍‍​‌‍‍‌‌‍ ​‌‍‌​‌ ​‍‌‍‌‌‌‍ ‍​‍‌‌​ ‌‌‌​​‍‌‌ ‌‍‍ ‌‍‌‌‌ ‍‌​‍‌‌​ ​ ‌​‌​​‍‌‌​ ​ ‌​‌​​‍‌‌​ ​‍​ ​‍​ ‌ ​ ‌​‌‍‌‍‌‍‌​​ ‌​​ ​‌‌‍‌​‌‍​‍​ ‌​​ ​ ​ ​ ​ ‌‌​‍‌‌​ ​‍​ ​‍​‍‌‌​ ‌‌‌​‌​​‍ ‍‌ ‌​‌‍‌‌‌ ‍​‌ ‌​​‍‌‍‌ ​​‌‍‌‌‌ ​‍‌ ​ ‌ ​​‌‍‌‌‌‍​ ‌ ‌​‌‍‍‌‌ ‌‍‌‍‌‌​ ‌‌ ​​‌ ‌‌‌‍​‍‌‍ ​‌‍‍‌‌ ​ ‌‍‍​‌‍‌‌‌‍‌​​‍​‍‌ ‌
Now let’s take the alternative pathway to producing steel in a low-
carbon way.​​​​‌ ‍ ​‍​‍‌‍ ‌ ​‍‌‍‍‌‌‍‌ ‌‍‍‌‌‍ ‍​‍​‍​ ‍‍​‍​‍‌ ​ ‌‍​‌‌‍ ‍‌‍‍‌‌ ‌​‌ ‍‌​‍ ‍‌‍‍‌‌‍ ​‍​‍​‍ ​​‍​‍‌‍‍​‌ ​‍‌‍‌‌‌‍‌‍​‍​‍​ ‍‍​‍​‍‌‍‍​‌ ‌​‌ ‌​‌ ​​​ ‍‍​‍ ​‍ ‌‍ ​‌‍ ‌‍​ ‌‍​‌‌‍ ​‌‍‍​‌‍ ‌ ​ ‌ ‌​​ ‍‍​ ​ ​ ​ ​ ​ ​ ​ ​‍ ‌‍‍‌‌‍ ‍‌ ‌​‌‍‌‌‌‍ ‍‌ ‌​​‍ ‌‍‌‌‌‍‌​‌‍‍‌‌ ‌​​‍ ‌‍ ‌‌‍ ‌‍‌​‌‍‌‌​ ‌‌ ​​‌ ​‍‌‍‌‌‌ ​ ‌‍‌‌‌‍ ‍‌ ‌​‌‍​‌‌ ‌​‌‍‍‌‌‍ ‌‍ ‍​ ‍ ‌‍‍‌‌‍‌​​ ‌‌‍‌‌​ ‌‌‌‍‌‍‌‍‌​‌‍​‍‌‍​‌​ ‌‌​ ‍‌​‍ ‌​ ​‍‌‍​‍​ ​​​ ​​​‍ ‌​ ‌​‌‍‌‍​ ‌‍‌‍‌​​‍ ‌‌‍​‌‌‍​‍‌‍​ ​ ​‍​‍ ‌​ ​‍‌‍‌​​ ​‌‌‍​‌​ ​‍​ ​‌​ ​​​ ‌ ​ ‌‍‌‍‌‍‌‍​‌​ ​‍​ ‍ ‌ ‌​‌ ‍‌‌ ​​‌‍‌‌​ ‌‌‍ ‍‌‍‌‌‌ ‌ ‌ ​ ​ ‍ ‌ ​​‌‍​‌‌ ‌​‌‍‍​​ ‌‌‍​ ‌‍ ‌‍ ‍‌ ‌​‌‍‌‌‌‍ ‍‌ ‌​​‍‌‌​ ‌‌‌​​‍‌‌ ‌‍‍ ‌‍‌‌‌ ‍‌​‍‌‌​ ​ ‌​‌​​‍‌‌​ ​ ‌​‌​​‍‌‌​ ​‍​ ​‍‌‍‌​​ ​​‌‍​ ​ ​ ​ ‍​​ ​​​ ​‌​ ‌ ‌‍​ ‌‍​ ‌‍​‍​ ​‍​‍‌‌​ ​‍​ ​‍​‍‌‌​ ‌‌‌​‌​​‍ ‍‌‍​ ‌‍‍​‌‍‍‌‌‍ ​‌‍‌​‌ ​‍‌‍‌‌‌‍ ‍​‍‌‌​ ‌‌‌​​‍‌‌ ‌‍‍ ‌‍‌‌‌ ‍‌​‍‌‌​ ​ ‌​‌​​‍‌‌​ ​ ‌​‌​​‍‌‌​ ​‍​ ​‍‌‍‌‌​ ‌​‌‍‌‍​ ‌‌​ ​ ​ ‍​​ ​‌‌‍‌‍‌‍‌‍​ ‍​​ ‌‌‌‍‌​​‍‌‌​ ​‍​ ​‍​‍‌‌​ ‌‌‌​‌​​‍ ‍‌ ‌​‌‍‌‌‌ ‍​‌ ‌​​ ‌‍​‍‌‍​‌‌ ​ ‌‍‌‌‌‌‌‌‌ ​‍‌‍ ​​ ‌‌‍‍​‌ ‌​‌ ‌​‌ ​​​‍‌‌​ ​ ‌​​‌​‍‌‌​ ​‍‌​‌‍​‍‌‌​ ​‍‌​‌‍‌‍ ​‌‍ ‌‍​ ‌‍​‌‌‍ ​‌‍‍​‌‍ ‌ ​ ‌ ‌​​‍‌‌​ ​ ‌​​‌​ ​ ​ ​ ​ ​ ​ ​ ​‍‌‍‌‍‍‌‌‍‌​​ ‌‌‍‌‌​ ‌‌‌‍‌‍‌‍‌​‌‍​‍‌‍​‌​ ‌‌​ ‍‌​‍ ‌​ ​‍‌‍​‍​ ​​​ ​​​‍ ‌​ ‌​‌‍‌‍​ ‌‍‌‍‌​​‍ ‌‌‍​‌‌‍​‍‌‍​ ​ ​‍​‍ ‌​ ​‍‌‍‌​​ ​‌‌‍​‌​ ​‍​ ​‌​ ​​​ ‌ ​ ‌‍‌‍‌‍‌‍​‌​ ​‍​‍‌‍‌ ‌​‌ ‍‌‌ ​​‌‍‌‌​ ‌‌‍ ‍‌‍‌‌‌ ‌ ‌ ​ ​‍‌‍‌ ​​‌‍​‌‌ ‌​‌‍‍​​ ‌‌‍​ ‌‍ ‌‍ ‍‌ ‌​‌‍‌‌‌‍ ‍‌ ‌​​‍‌‌​ ‌‌‌​​‍‌‌ ‌‍‍ ‌‍‌‌‌ ‍‌​‍‌‌​ ​ ‌​‌​​‍‌‌​ ​ ‌​‌​​‍‌‌​ ​‍​ ​‍‌‍‌​​ ​​‌‍​ ​ ​ ​ ‍​​ ​​​ ​‌​ ‌ ‌‍​ ‌‍​ ‌‍​‍​ ​‍​‍‌‌​ ​‍​ ​‍​‍‌‌​ ‌‌‌​‌​​‍ ‍‌‍​ ‌‍‍​‌‍‍‌‌‍ ​‌‍‌​‌ ​‍‌‍‌‌‌‍ ‍​‍‌‌​ ‌‌‌​​‍‌‌ ‌‍‍ ‌‍‌‌‌ ‍‌​‍‌‌​ ​ ‌​‌​​‍‌‌​ ​ ‌​‌​​‍‌‌​ ​‍​ ​‍‌‍‌‌​ ‌​‌‍‌‍​ ‌‌​ ​ ​ ‍​​ ​‌‌‍‌‍‌‍‌‍​ ‍​​ ‌‌‌‍‌​​‍‌‌​ ​‍​ ​‍​‍‌‌​ ‌‌‌​‌​​‍ ‍‌ ‌​‌‍‌‌‌ ‍​‌ ‌​​‍‌‍‌ ​​‌‍‌‌‌ ​‍‌ ​ ‌ ​​‌‍‌‌‌‍​ ‌ ‌​‌‍‍‌‌ ‌‍‌‍‌‌​ ‌‌ ​​‌ ‌‌‌‍​‍‌‍ ​‌‍‍‌‌ ​ ‌‍‍​‌‍‌‌‌‍‌​​‍​‍‌ ‌
Instead of exporting the iron ore and coal, the coal stays in the
ground. The iron ore is processed using renewable energy — most
likely hydrogen, used as a reducing agent — to convert the ore to
iron metal. The iron metal, or green iron, can then be shipped in
bulk — just like other commodities — cheaply and efficiently.​​​​‌ ‍ ​‍​‍‌‍ ‌ ​‍‌‍‍‌‌‍‌ ‌‍‍‌‌‍ ‍​‍​‍​ ‍‍​‍​‍‌ ​ ‌‍​‌‌‍ ‍‌‍‍‌‌ ‌​‌ ‍‌​‍ ‍‌‍‍‌‌‍ ​‍​‍​‍ ​​‍​‍‌‍‍​‌ ​‍‌‍‌‌‌‍‌‍​‍​‍​ ‍‍​‍​‍‌‍‍​‌ ‌​‌ ‌​‌ ​​​ ‍‍​‍ ​‍ ‌‍ ​‌‍ ‌‍​ ‌‍​‌‌‍ ​‌‍‍​‌‍ ‌ ​ ‌ ‌​​ ‍‍​ ​ ​ ​ ​ ​ ​ ​ ​‍ ‌‍‍‌‌‍ ‍‌ ‌​‌‍‌‌‌‍ ‍‌ ‌​​‍ ‌‍‌‌‌‍‌​‌‍‍‌‌ ‌​​‍ ‌‍ ‌‌‍ ‌‍‌​‌‍‌‌​ ‌‌ ​​‌ ​‍‌‍‌‌‌ ​ ‌‍‌‌‌‍ ‍‌ ‌​‌‍​‌‌ ‌​‌‍‍‌‌‍ ‌‍ ‍​ ‍ ‌‍‍‌‌‍‌​​ ‌‌‍‌‌​ ‌‌‌‍‌‍‌‍‌​‌‍​‍‌‍​‌​ ‌‌​ ‍‌​‍ ‌​ ​‍‌‍​‍​ ​​​ ​​​‍ ‌​ ‌​‌‍‌‍​ ‌‍‌‍‌​​‍ ‌‌‍​‌‌‍​‍‌‍​ ​ ​‍​‍ ‌​ ​‍‌‍‌​​ ​‌‌‍​‌​ ​‍​ ​‌​ ​​​ ‌ ​ ‌‍‌‍‌‍‌‍​‌​ ​‍​ ‍ ‌ ‌​‌ ‍‌‌ ​​‌‍‌‌​ ‌‌‍ ‍‌‍‌‌‌ ‌ ‌ ​ ​ ‍ ‌ ​​‌‍​‌‌ ‌​‌‍‍​​ ‌‌‍​ ‌‍ ‌‍ ‍‌ ‌​‌‍‌‌‌‍ ‍‌ ‌​​‍‌‌​ ‌‌‌​​‍‌‌ ‌‍‍ ‌‍‌‌‌ ‍‌​‍‌‌​ ​ ‌​‌​​‍‌‌​ ​ ‌​‌​​‍‌‌​ ​‍​ ​‍​ ​​​ ‌‌‌‍​ ​ ‌‌‌‍​‌​ ‍​​ ‌​‌‍‌‍‌‍​‍​ ​‍​ ​‍​ ​​​‍‌‌​ ​‍​ ​‍​‍‌‌​ ‌‌‌​‌​​‍ ‍‌‍​ ‌‍‍​‌‍‍‌‌‍ ​‌‍‌​‌ ​‍‌‍‌‌‌‍ ‍​‍‌‌​ ‌‌‌​​‍‌‌ ‌‍‍ ‌‍‌‌‌ ‍‌​‍‌‌​ ​ ‌​‌​​‍‌‌​ ​ ‌​‌​​‍‌‌​ ​‍​ ​‍​ ​​‌‍‌‌​ ​ ‌‍‌‍‌‍​‍​ ‍​​ ​ ​ ​ ​ ‌‌‌‍‌‌​ ​‍​ ​ ​‍‌‌​ ​‍​ ​‍​‍‌‌​ ‌‌‌​‌​​‍ ‍‌ ‌​‌‍‌‌‌ ‍​‌ ‌​​ ‌‍​‍‌‍​‌‌ ​ ‌‍‌‌‌‌‌‌‌ ​‍‌‍ ​​ ‌‌‍‍​‌ ‌​‌ ‌​‌ ​​​‍‌‌​ ​ ‌​​‌​‍‌‌​ ​‍‌​‌‍​‍‌‌​ ​‍‌​‌‍‌‍ ​‌‍ ‌‍​ ‌‍​‌‌‍ ​‌‍‍​‌‍ ‌ ​ ‌ ‌​​‍‌‌​ ​ ‌​​‌​ ​ ​ ​ ​ ​ ​ ​ ​‍‌‍‌‍‍‌‌‍‌​​ ‌‌‍‌‌​ ‌‌‌‍‌‍‌‍‌​‌‍​‍‌‍​‌​ ‌‌​ ‍‌​‍ ‌​ ​‍‌‍​‍​ ​​​ ​​​‍ ‌​ ‌​‌‍‌‍​ ‌‍‌‍‌​​‍ ‌‌‍​‌‌‍​‍‌‍​ ​ ​‍​‍ ‌​ ​‍‌‍‌​​ ​‌‌‍​‌​ ​‍​ ​‌​ ​​​ ‌ ​ ‌‍‌‍‌‍‌‍​‌​ ​‍​‍‌‍‌ ‌​‌ ‍‌‌ ​​‌‍‌‌​ ‌‌‍ ‍‌‍‌‌‌ ‌ ‌ ​ ​‍‌‍‌ ​​‌‍​‌‌ ‌​‌‍‍​​ ‌‌‍​ ‌‍ ‌‍ ‍‌ ‌​‌‍‌‌‌‍ ‍‌ ‌​​‍‌‌​ ‌‌‌​​‍‌‌ ‌‍‍ ‌‍‌‌‌ ‍‌​‍‌‌​ ​ ‌​‌​​‍‌‌​ ​ ‌​‌​​‍‌‌​ ​‍​ ​‍​ ​​​ ‌‌‌‍​ ​ ‌‌‌‍​‌​ ‍​​ ‌​‌‍‌‍‌‍​‍​ ​‍​ ​‍​ ​​​‍‌‌​ ​‍​ ​‍​‍‌‌​ ‌‌‌​‌​​‍ ‍‌‍​ ‌‍‍​‌‍‍‌‌‍ ​‌‍‌​‌ ​‍‌‍‌‌‌‍ ‍​‍‌‌​ ‌‌‌​​‍‌‌ ‌‍‍ ‌‍‌‌‌ ‍‌​‍‌‌​ ​ ‌​‌​​‍‌‌​ ​ ‌​‌​​‍‌‌​ ​‍​ ​‍​ ​​‌‍‌‌​ ​ ‌‍‌‍‌‍​‍​ ‍​​ ​ ​ ​ ​ ‌‌‌‍‌‌​ ​‍​ ​ ​‍‌‌​ ​‍​ ​‍​‍‌‌​ ‌‌‌​‌​​‍ ‍‌ ‌​‌‍‌‌‌ ‍​‌ ‌​​‍‌‍‌ ​​‌‍‌‌‌ ​‍‌ ​ ‌ ​​‌‍‌‌‌‍​ ‌ ‌​‌‍‍‌‌ ‌‍‌‍‌‌​ ‌‌ ​​‌ ‌‌‌‍​‍‌‍ ​‌‍‍‌‌ ​ ‌‍‍​‌‍‌‌‌‍‌​​‍​‍‌ ‌
Australia can lead the world in this kind of green industrial
production. We are blessed with the best renewable energy
resources on the planet. We have many kinds of raw minerals,
including critical minerals, in large quantities. And we have a